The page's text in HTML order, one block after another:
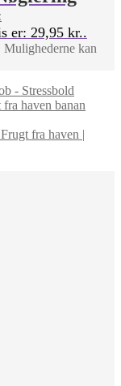
er: 29,95 kr..
Mulighederne kan
- Stressbold
fra haven |